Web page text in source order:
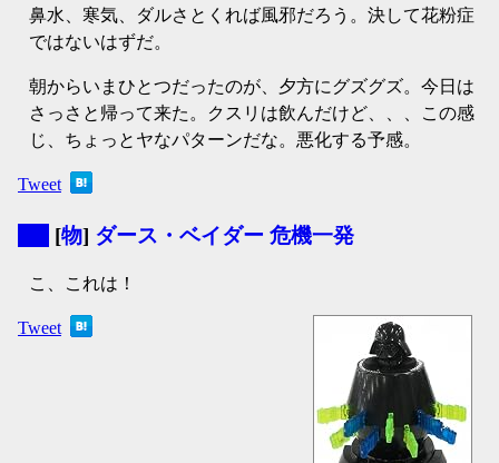
鼻水、寒気、ダルさとくれば風邪だろう。決して花粉症
ではないはずだ。
朝からいまひとつだったのが、夕方にグズグズ。今日は
さっさと帰って来た。クスリは飲んだけど、、、この感
じ、ちょっとヤなパターンだな。悪化する予感。
Tweet
[物] ダース・ベイダー 危機一発
こ、これは！
Tweet